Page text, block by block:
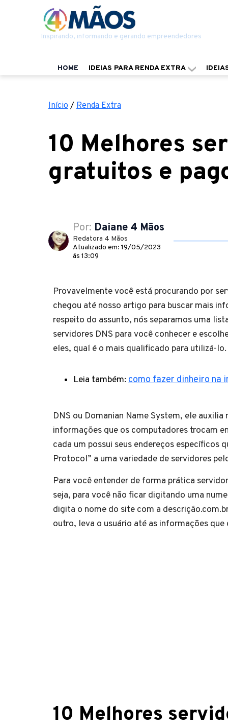
Inspirando, informando e gerando empreendedores
HOME IDEIAS PARA RENDA EXTRA
Início / Renda Extra
10 Melhores
gratuitos e
Por: Daiane 4 Mãos
Redatora 4 Mãos
Atualizado em: 19/05/2023
ás 13:09
Provavelmente você está procurando por
chegou até nosso artigo para buscar mais
respeito do assunto, nós separamos uma
servidores DNS para você conhecer e
eles, qual é o mais qualificado para utilizá-lo.
Leia também: como fazer dinheiro na
DNS ou Domanian Name System, ele auxilia
informações que os computadores trocam
cada um possui seus endereços específicos
Protocol” a uma variedade de servidores
Para você entender de forma prática
seja, para você não ficar digitando uma
digita o nome do site com a
outro, leva o usuário até as informações que
10 Melhores